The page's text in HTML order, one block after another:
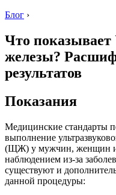
Блог ›
Что
железы?
результатов
Показания
Медицинские
выполнение
(ЩЖ) у мужчин, женщин и
наблюдением из-за
существуют и
данной процедуры: